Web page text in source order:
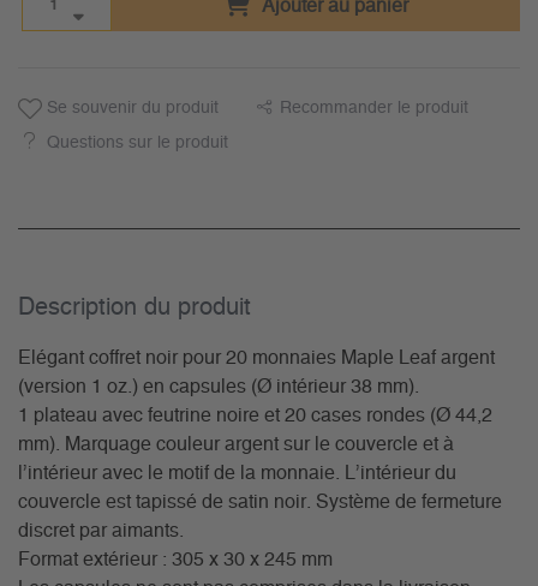
Ajouter au panier
Se souvenir du produit Recommander le produit
Questions sur le produit
Description du­ produit
Elégant coffret noir pour 20 monnaies Maple Leaf argent
(version 1 oz.) en capsules (Ø intérieur 38 mm).
1 plateau avec feutrine noire et 20 cases rondes (Ø 44,2
mm). Marquage couleur argent sur le couvercle et à
l’intérieur avec le motif de la monnaie. L’intérieur du
couvercle est tapissé de satin noir. Système de fermeture
discret par aimants.
Format extérieur : 305 x 30 x 245 mm